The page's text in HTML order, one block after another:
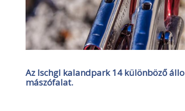
Az Ischgl kalandpark 14 különböző
mászófalat.